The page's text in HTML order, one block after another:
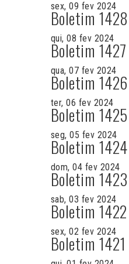
sex, 09 fev 2024
Boletim
qui, 08 fev 2024
Boletim
qua, 07 fev 2024
Boletim
ter, 06 fev 2024
Boletim
seg, 05 fev 2024
Boletim
dom, 04 fev 2024
Boletim
sab, 03 fev 2024
Boletim
sex, 02 fev 2024
Boletim